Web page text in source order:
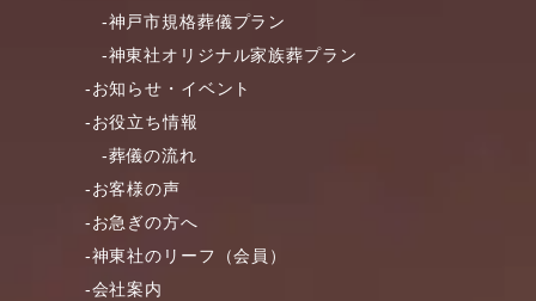
-神戸市規格葬儀プラン
-神東社オリジナル家族葬プラン
-お知らせ・イベント
-お役立ち情報
-葬儀の流れ
-お客様の声
-お急ぎの方へ
-神東社のリーフ（会員）
-会社案内